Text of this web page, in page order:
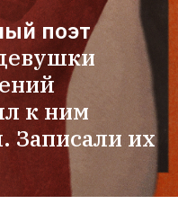
поэт
к ним
Записали их